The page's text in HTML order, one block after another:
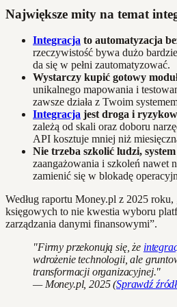
Największe mity na temat
Integracja to automatyzacja
rzeczywistość bywa dużo
da się w pełni zautomatyzować.
Wystarczy kupić gotowy
unikalnego mapowania i
zawsze działa z Twoim
Integracja jest droga i
zależą od skali oraz doboru
API kosztuje mniej niż
Nie trzeba szkolić ludzi,
zaangażowania i szkoleń nawet
zamienić się w blokadę
Według raportu Money.pl z 2025 roku,
księgowych to nie kwestia wyboru
zarządzania danymi finansowymi”.
"Firmy przekonują się, że
wdrożenie technologii, ale
transformacji organizacyjnej."
— Money.pl, 2025 (Sprawdź